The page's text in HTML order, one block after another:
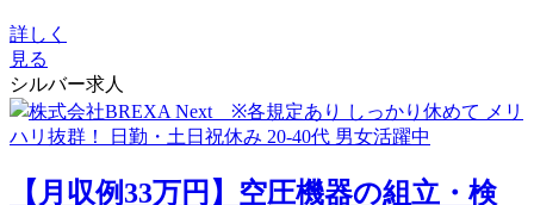
詳しく
見る
シルバー求人
【月収例33万円】空圧機器の組立・検